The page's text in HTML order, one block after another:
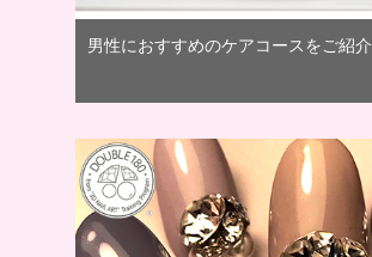
男性におすすめのケアコースをご紹介